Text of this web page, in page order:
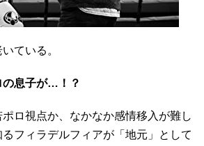
ている。
の息子が…！？
ロ視点か、なかなか感情移入が難し
フィラデルフィアが「地元」として